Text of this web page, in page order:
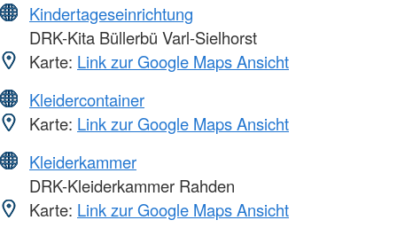
Kindertageseinrichtung
DRK-Kita Büllerbü Varl-Sielhorst
Karte: Link zur Google Maps Ansicht
Kleidercontainer
Karte: Link zur Google Maps Ansicht
Kleiderkammer
DRK-Kleiderkammer Rahden
Karte: Link zur Google Maps Ansicht